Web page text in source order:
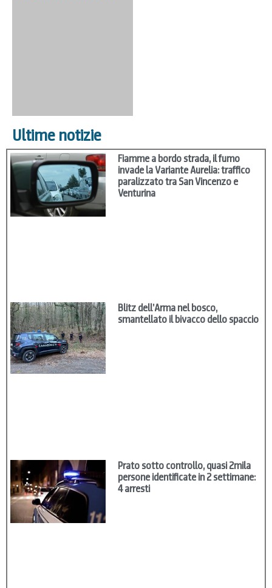
Ultime notizie
Fiamme a bordo strada, il fumo
invade la Variante Aurelia: traffico
paralizzato tra San Vincenzo e
Venturina
Blitz dell’Arma nel bosco,
smantellato il bivacco dello spaccio
Prato sotto controllo, quasi 2mila
persone identificate in 2 settimane:
4 arresti